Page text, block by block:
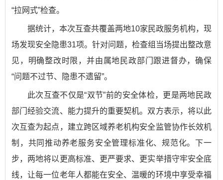
“拉网式”检查。
据统计，本次互查共覆盖两地10家民政服务机构，现
场发现安全隐患31项。针对问题，检查组当场提出整改意
见，明确整改时限，并由属地民政部门跟进督办，确保
“问题不过节、隐患不遗留”。
此次互查不仅是“双节”前的安全体检，更是两地民政
部门经验交流、能力提升的重要契机。双方表示，将以此
次互查为起点，建立跨区域养老机构安全监管协作长效机
制，共同推动养老服务安全管理标准化、规范化。下一
步，两地将以更高标准、更严要求、更实举措守牢安全底
线，让每一位老年人都能在安全、温暖的环境中享受幸福